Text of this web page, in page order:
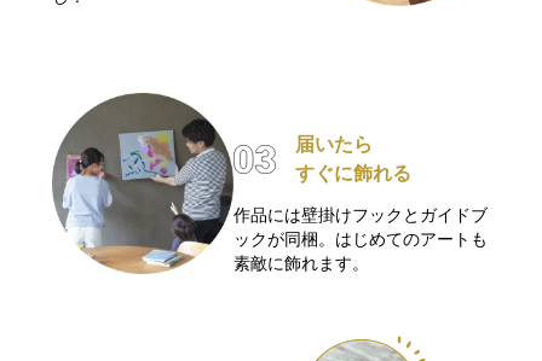
届いたら
すぐに飾れる
作品には壁掛けフックとガイドブ
ックが同梱。はじめてのアートも
素敵に飾れます。